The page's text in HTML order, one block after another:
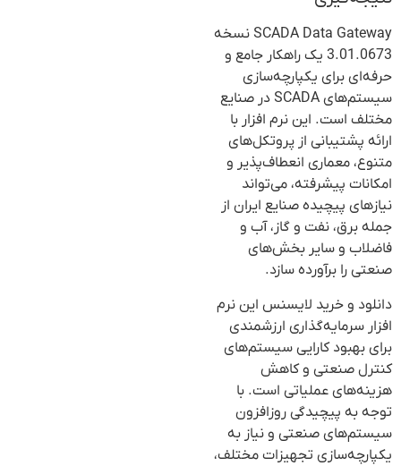
SCADA Data Gateway نسخه
3.01.0673 یک راهکار جامع و
حرفه‌ای برای یکپارچه‌سازی
سیستم‌های SCADA در صنایع
مختلف است. این نرم افزار با
ارائه پشتیبانی از پروتکل‌های
متنوع، معماری انعطاف‌پذیر و
امکانات پیشرفته، می‌تواند
نیازهای پیچیده صنایع ایران از
جمله برق، نفت و گاز، آب و
فاضلاب و سایر بخش‌های
صنعتی را برآورده سازد.
دانلود و خرید لایسنس این نرم
افزار سرمایه‌گذاری ارزشمندی
برای بهبود کارایی سیستم‌های
کنترل صنعتی و کاهش
هزینه‌های عملیاتی است. با
توجه به پیچیدگی روزافزون
سیستم‌های صنعتی و نیاز به
یکپارچه‌سازی تجهیزات مختلف،